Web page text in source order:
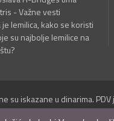
- Važne vesti
je lemilica, kako se koristi
su najbolje lemilice na
su iskazane u dinarima. PDV
Princ 1999 - 2026. Sva prava